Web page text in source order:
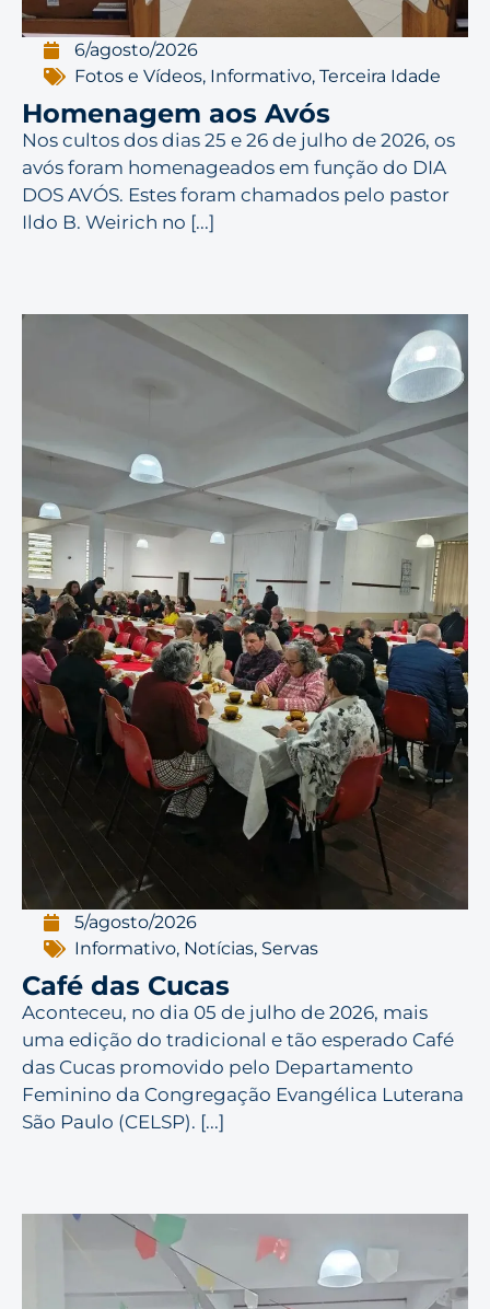
6/agosto/2026
Fotos e Vídeos, Informativo,Terceira Idade
Homenagem aos Avós
Nos cultos dos dias 25 e 26 de julho de 2026, os
avós foram homenageados em função do DIA
DOS AVÓS. Estes foram chamados pelo pastor
Ildo B. Weirich no [...]
5/agosto/2026
Informativo, Notícias, Servas
Café das Cucas
Aconteceu, no dia 05 de julho de 2026, mais
uma edição do tradicional e tão esperado Café
das Cucas promovido pelo Departamento
Feminino da Congregação Evangélica Luterana
São Paulo (CELSP). [...]